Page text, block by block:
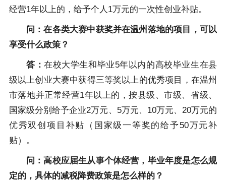
经营1年以上的，给予个人1万元的一次性创业补贴。
问：在各类大赛中获奖并在温州落地的项目，可以
享受什么政策？
答：在校大学生和毕业5年以内的高校毕业生在县
级以上创业大赛中获得三等奖以上的优秀项目，在温州
市落地并正常经营1年以上的，按县级、市级、省级、
国家级分别给予企业2万元、5万元、10万元、20万元的
优秀双创项目补贴（国家级一等奖的给予50万元补
贴）。
问：高校应届生从事个体经营，毕业年度是怎么规
定的，具体的减税降费政策是怎么样的？